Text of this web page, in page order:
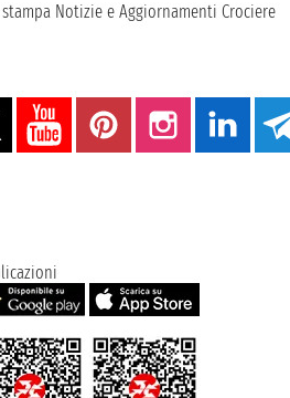
stampa Notizie e Aggiornamenti Crociere